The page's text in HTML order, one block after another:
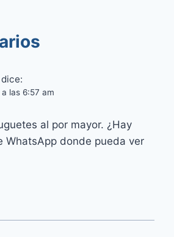
dice:
las 6:57 am
al por mayor. ¿Hay
WhatsApp donde pueda ver